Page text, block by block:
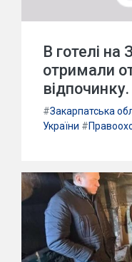
В готелі на
отримали
відпочинку.
#Закарпатська
України #